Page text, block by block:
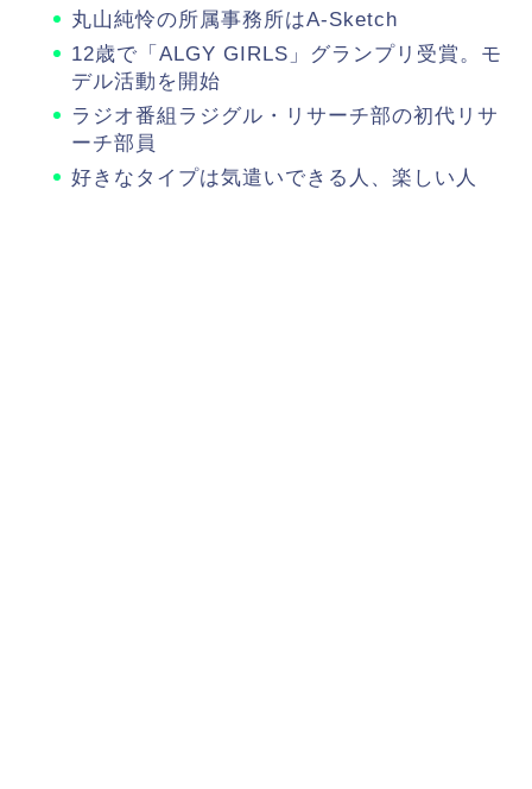
丸山純怜の所属事務所はA-Sketch
12歳で「ALGY GIRLS」グランプリ受賞。モ
デル活動を開始
ラジオ番組ラジグル・リサーチ部の初代リサ
ーチ部員
好きなタイプは気遣いできる人、楽しい人